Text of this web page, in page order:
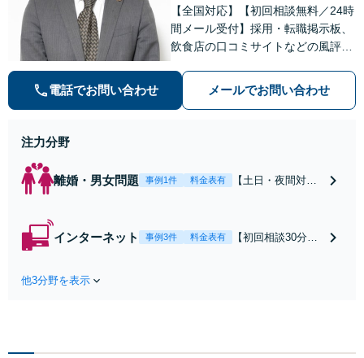
【全国対応】【初回相談無料／24時
間メール受付】採用・転職掲示板、
飲食店の口コミサイトなどの風評被
の種類を問わず相談可。可能な限り
早期対応で駆けつけサポート【労
電話でお問い合わせ メールでお問い合わせ
注力分野
離婚・男女問題 事例1件 料金表有
【土日・夜間対応
れたら、サインす
インターネット 事例3件 料金表有
【初回相談30分無
お店の風評被害対
他3分野を表示